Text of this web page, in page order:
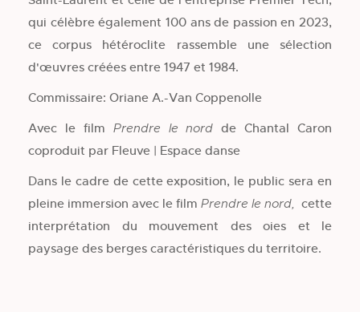
qui célèbre également 100 ans de passion en 2023,
ce corpus hétéroclite rassemble une sélection
d'œuvres créées entre 1947 et 1984.
Commissaire: Oriane A.-Van Coppenolle
Avec le film Prendre le nord de Chantal Caron
coproduit par Fleuve | Espace danse
Dans le cadre de cette exposition, le public sera en
pleine immersion avec le film Prendre le nord, cette
interprétation du mouvement des oies et le
paysage des berges caractéristiques du territoire.